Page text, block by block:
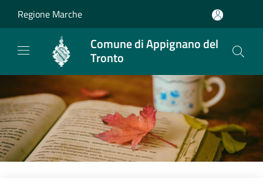
Regione Marche
Comune di Appignano del
Tronto